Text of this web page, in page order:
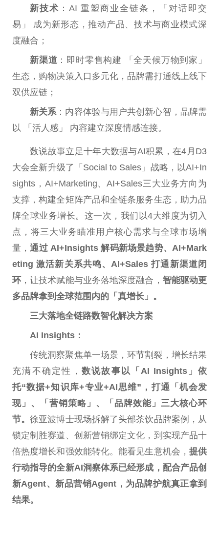
新技术 ：AI 重塑商业全链条，「对话即 交
易 」 成为新形态，推动产品、技术与商业模式深
度融合；
新渠道 ：即时零售构建 「全天候万物到家」
生态，购物决策入口多元化，品牌需打通线上线下
双供应链；
新关系：内容体验与用户共创新心智，品牌需
以 「活人感」 内容建立深度情感连接。
数说故事立足十年大数据与AI积累，在4月D3
大会全新升级了「Social to Sales」战略，以AI+In
sights，AI+Marketing、AI+Sales三大业务方向为
支撑，构建全矩阵产品和全链条服务生态，助力品
牌全球业务增长。这一次，我们以4大维度为切入
点，将三大业务瞄准用户核心需求与全球市场增
量，通过 AI+Insights 解码新场景趋势、AI+Mark
eting 激活新关系共鸣、AI+Sales 打通新渠道闭
环，让技术赋能与业务落地深度融合， 智能驱动更
多品牌拿到全球范围内的「真增长」。
三大落地全链路数智化解决方案
AI Insights：
传统洞察聚焦单一场景，环节割裂，增长结果
充满不确定性 ， 数说故事以「AI Insights」依
托“数据+知识库+专业+AI思维”，打通「机会发
现」、「营销策略」、「品牌效能」三大核心环
节。徐亚波博士现场拆解了头部茶饮品牌案例，从
锁定制胜赛道、创新营销绑定文化，到实现产品十
倍热度增长和强效能转化。能看见生意机会， 提供
行动指导的全新AI洞察体系已经形成，配合产品创
新Agent、新品营销Agent，为品牌护航真正拿到
结果。